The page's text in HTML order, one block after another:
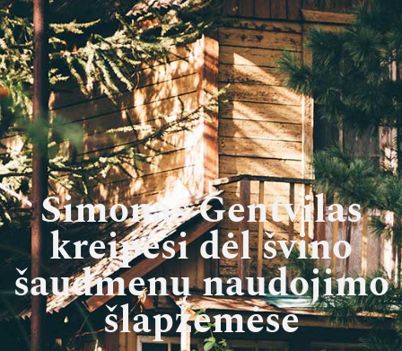
Simonas Gentvilas
kreipėsi dėl švino
šaudmenų naudojimo
šlapžemėse